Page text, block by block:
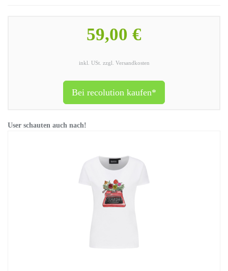
59,00 €
inkl. USt. zzgl. Versandkosten
Bei recolution kaufen*
User schauten auch nach!